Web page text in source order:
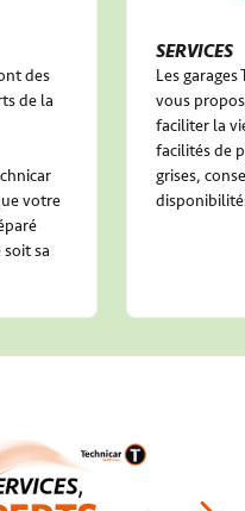
des
de la
votre
sa
SERVICES
Les
vous
faciliter la
facilités de
grises,